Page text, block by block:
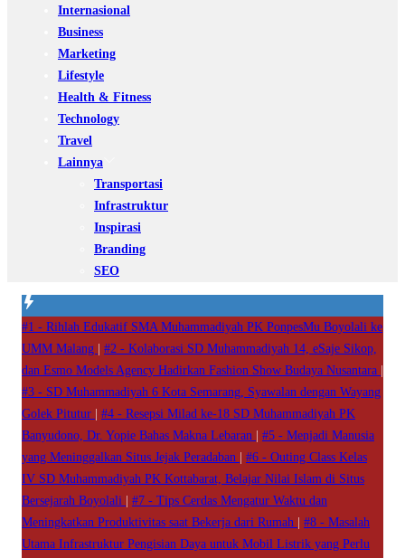
Internasional
Business
Marketing
Lifestyle
Health & Fitness
Technology
Travel
Lainnya
Transportasi
Infrastruktur
Inspirasi
Branding
SEO
#1 - Rihlah Edukatif SMA Muhammadiyah PK PonpesMu Boyolali ke
UMM Malang
#2 - Kolaborasi SD Muhammadiyah 14, eSaje Sikop,
dan Esmo Models Agency Hadirkan Fashion Show Budaya Nusantara
#3 - SD Muhammadiyah 6 Kota Semarang, Syawalan dengan Wayang
Golek Pitutur
#4 - Resepsi Milad ke-18 SD Muhammadiyah PK
Banyudono, Dr. Yopie Bahas Makna Lebaran
#5 - Menjadi Manusia
yang Meninggalkan Situs Jejak Peradaban
#6 - Outing Class Kelas
IV SD Muhammadiyah PK Kottabarat, Belajar Nilai Islam di Situs
Bersejarah Boyolali
#7 - Tips Cerdas Mengatur Waktu dan
Meningkatkan Produktivitas saat Bekerja dari Rumah
#8 - Masalah
Utama Infrastruktur Pengisian Daya untuk Mobil Listrik yang Perlu